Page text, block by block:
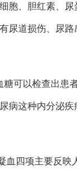
胞、胆红素、尿
尿道损伤、尿
糖可以检查出患
病这种内分泌
血四项主要反映